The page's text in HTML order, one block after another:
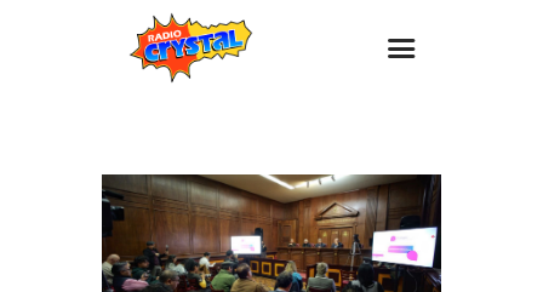
Estaciones
Eventos
Promociones